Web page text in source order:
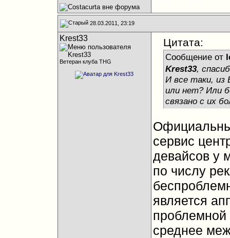
28.03.2011, 23:19
Krest33
Ветеран клуба THG
Цитата:
Сообщение от
Krest33,
И все таки, из
или нет? Или
связано с их
сервис
девайсов у
по числу
является
проблемной
среднее